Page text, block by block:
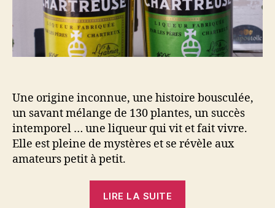
élixir
de
vie
Une origine inconnue, une histoire bousculée,
un savant mélange de 130 plantes, un succès
intemporel … une liqueur qui vit et fait vivre.
Elle est pleine de mystères et se révèle aux
amateurs petit à petit.
LIRE LA SUITE